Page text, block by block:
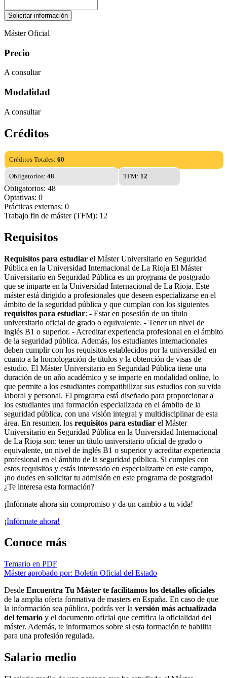
Máster Oficial
Precio
A consultar
Modalidad
A consultar
Créditos
Créditos Totales: 60
Obligatorios: 48 TFM: 12
Obligatorios: 48
Optativas: 0
Prácticas externas: 0
Trabajo fin de máster (TFM): 12
Requisitos
Requisitos para estudiar el Máster Universitario en Seguridad
Pública en la Universidad Internacional de La Rioja El Máster
Universitario en Seguridad Pública es un programa de postgrado
que se imparte en la Universidad Internacional de La Rioja. Este
máster está dirigido a profesionales que deseen especializarse en el
ámbito de la seguridad pública y que cumplan con los siguientes
requisitos para estudiar: - Estar en posesión de un título
universitario oficial de grado o equivalente. - Tener un nivel de
inglés B1 o superior. - Acreditar experiencia profesional en el ámbito
de la seguridad pública. Además, los estudiantes internacionales
deben cumplir con los requisitos establecidos por la universidad en
cuanto a la homologación de títulos y la obtención de visas de
estudio. El Máster Universitario en Seguridad Pública tiene una
duración de un año académico y se imparte en modalidad online, lo
que permite a los estudiantes compatibilizar sus estudios con su vida
laboral y personal. El programa está diseñado para proporcionar a
los estudiantes una formación especializada en el ámbito de la
seguridad pública, con una visión integral y multidisciplinar de esta
área. En resumen, los requisitos para estudiar el Máster
Universitario en Seguridad Pública en la Universidad Internacional
de La Rioja son: tener un título universitario oficial de grado o
equivalente, un nivel de inglés B1 o superior y acreditar experiencia
profesional en el ámbito de la seguridad pública. Si cumples con
estos requisitos y estás interesado en especializarte en este campo,
¡no dudes en solicitar tu admisión en este programa de postgrado!
¿Te interesa esta formación?
¡Infórmate ahora sin compromiso y da un cambio a tu vida!
¡Infórmate ahora!
Conoce más
Temario en PDF
Máster aprobado por: Boletín Oficial del Estado
Desde Encuentra Tu Máster te facilitamos los detalles oficiales
de la amplia oferta formativa de masters en España. En caso de que
la información sea pública, podrás ver la versión más actualizada
del temario y el documento oficial que certifica la oficialidad del
máster. Además, te informamos sobre si esta formación te habilita
para una profesión regulada.
Salario medio